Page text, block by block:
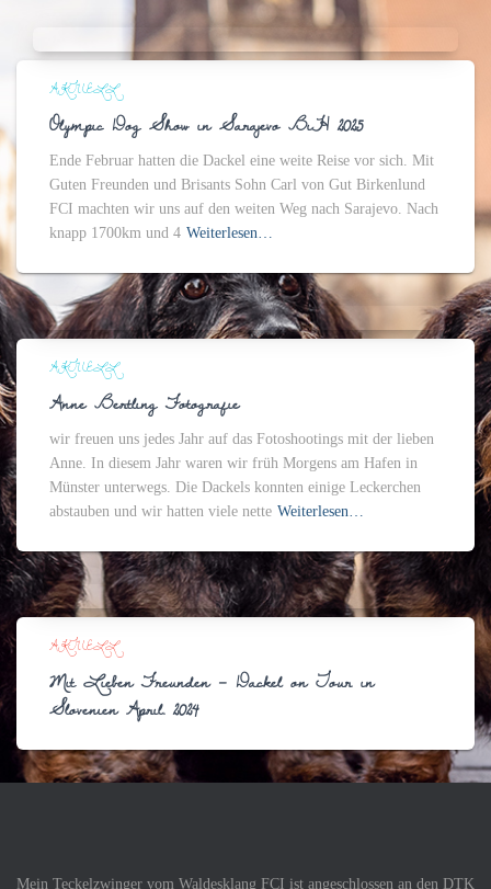
AKTUELL
Olympic Dog Show in Sarajevo BiH 2025
Ende Februar hatten die Dackel eine weite Reise vor sich. Mit
Guten Freunden und Brisants Sohn Carl von Gut Birkenlund
FCI machten wir uns auf den weiten Weg nach Sarajevo. Nach
knapp 1700km und 4 Weiterlesen…
AKTUELL
Anne Bertling Fotografie
wir freuen uns jedes Jahr auf das Fotoshootings mit der lieben
Anne. In diesem Jahr waren wir früh Morgens am Hafen in
Münster unterwegs. Die Dackels konnten einige Leckerchen
abstauben und wir hatten viele nette Weiterlesen…
AKTUELL
Mit Lieben Freunden – Dackel on Tour in
Slovenien April. 2024
Mein Teckelzwinger vom Waldesklang FCI ist angeschlossen an den DTK